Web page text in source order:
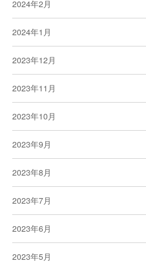
2024年2月
2024年1月
2023年12月
2023年11月
2023年10月
2023年9月
2023年8月
2023年7月
2023年6月
2023年5月